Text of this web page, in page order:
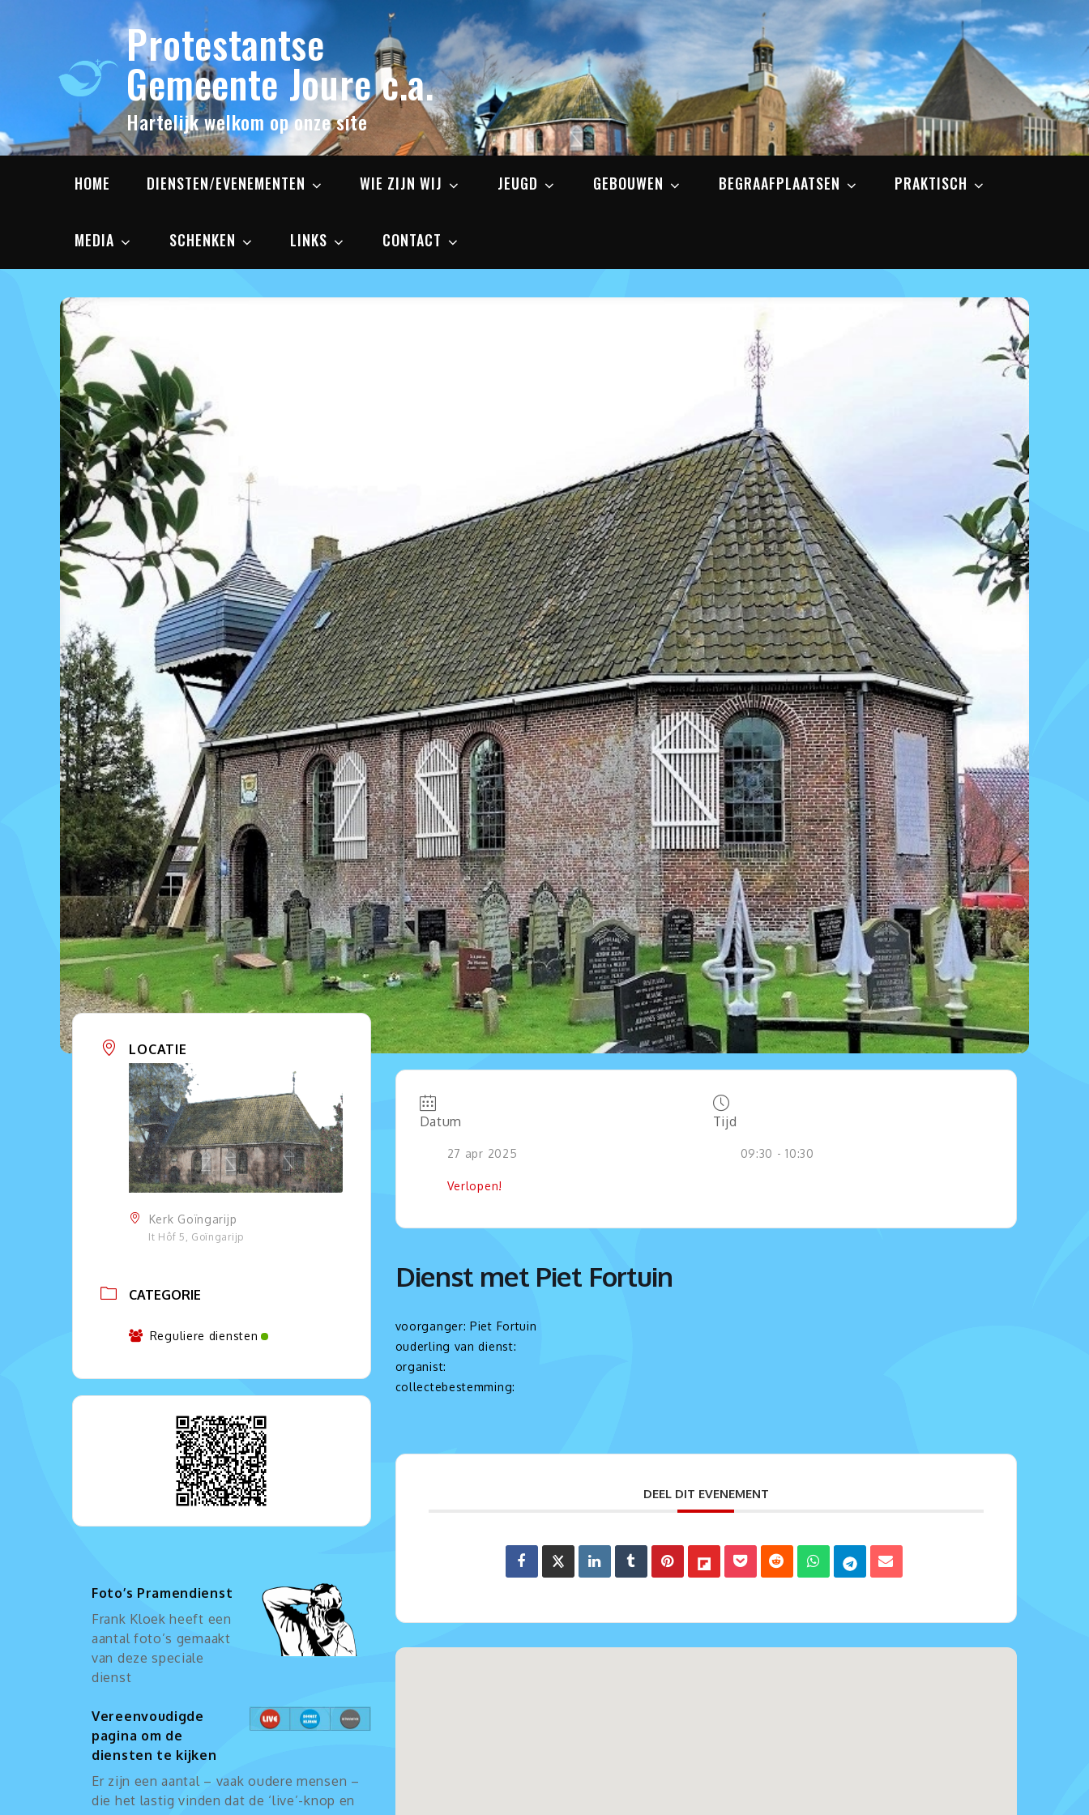
Protestantse
Gemeente Joure c.a.
Hartelijk welkom op onze site
HOME DIENSTEN/EVENEMENTEN WIE ZIJN WIJ JEUGD GEBOUWEN BEGRAAFPLAATSEN PRAKTISCH
MEDIA SCHENKEN LINKS CONTACT
LOCATIE
Kerk Goïngarijp
It Hôf 5, Goïngarijp
CATEGORIE
Reguliere diensten
Foto’s Pramendienst
Frank Kloek heeft een
aantal foto’s gemaakt
van deze speciale
dienst
Vereenvoudigde
pagina om de
diensten te kijken
Er zijn een aantal – vaak oudere mensen –
die het lastig vinden dat de ‘live’-knop en
Datum
27 apr 2025
Verlopen!
Tijd
09:30 - 10:30
Dienst met Piet Fortuin
voorganger: Piet Fortuin
ouderling van dienst:
organist:
collectebestemming:
DEEL DIT EVENEMENT